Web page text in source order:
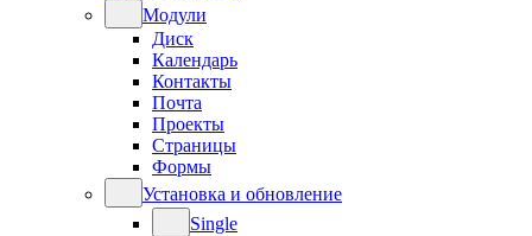
Модули
Диск
Календарь
Контакты
Почта
Проекты
Страницы
Формы
Установка и обновление
Single